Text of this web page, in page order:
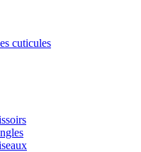
cuticules